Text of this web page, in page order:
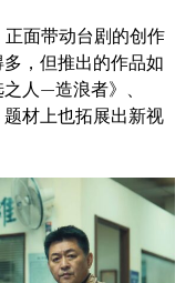
面带动台剧的创作
，但推出的作品如
人—造浪者》、
题材上也拓展出新视